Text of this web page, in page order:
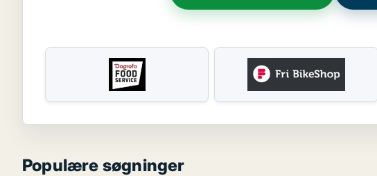
Populære søgninger